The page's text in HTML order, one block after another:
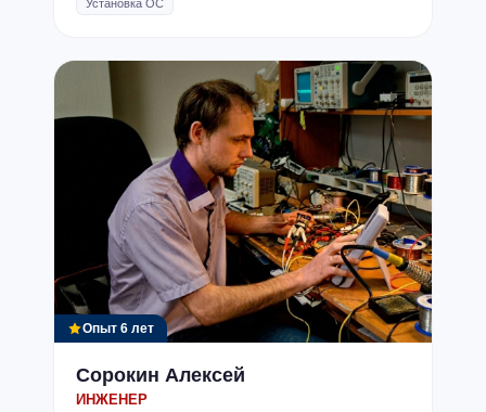
Установка ОС
Опыт 6 лет
Сорокин Алексей
ИНЖЕНЕР